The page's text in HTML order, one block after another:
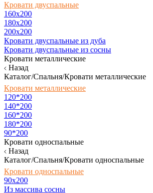
Кровати двуспальные
160х200
180x200
200x200
Кровати двуспальные из дуба
Кровати двуспальные из сосны
Кровати металлические
Назад
Каталог/Спальня/Кровати металлические
Кровати металлические
120*200
140*200
160*200
180*200
90*200
Кровати односпальные
Назад
Каталог/Спальня/Кровати односпальные
Кровати односпальные
90х200
Из массива сосны